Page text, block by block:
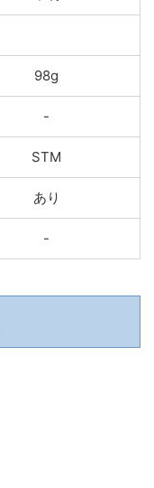
98g
-
STM
あり
-